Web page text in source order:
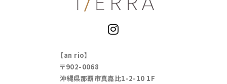
【an rio】
〒902-0068
沖縄県那覇市真嘉比1-2-10 1F